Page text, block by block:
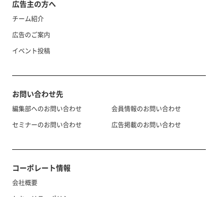
広告主の方へ
チーム紹介
広告のご案内
イベント投稿
お問い合わせ先
編集部へのお問い合わせ
セミナーのお問い合わせ
会員情報のお問い合わせ
広告掲載のお問い合わせ
コーポレート情報
会社概要